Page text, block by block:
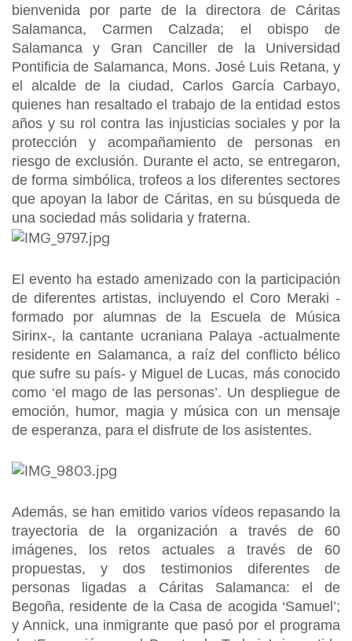
bienvenida por parte de la directora de Cáritas
Salamanca, Carmen Calzada; el obispo de
Salamanca y Gran Canciller de la Universidad
Pontificia de Salamanca, Mons. José Luis Retana, y
el alcalde de la ciudad, Carlos García Carbayo,
quienes han resaltado el trabajo de la entidad estos
años y su rol contra las injusticias sociales y por la
protección y acompañamiento de personas en
riesgo de exclusión. Durante el acto, se entregaron,
de forma simbólica, trofeos a los diferentes sectores
que apoyan la labor de Cáritas, en su búsqueda de
una sociedad más solidaria y fraterna.
El evento ha estado amenizado con la participación
de diferentes artistas, incluyendo el Coro Meraki -
formado por alumnas de la Escuela de Música
Sirinx-, la cantante ucraniana Palaya -actualmente
residente en Salamanca, a raíz del conflicto bélico
que sufre su país- y Miguel de Lucas, más conocido
como ‘el mago de las personas’. Un despliegue de
emoción, humor, magia y música con un mensaje
de esperanza, para el disfrute de los asistentes.
Además, se han emitido varios vídeos repasando la
trayectoria de la organización a través de 60
imágenes, los retos actuales a través de 60
propuestas, y dos testimonios diferentes de
personas ligadas a Cáritas Salamanca: el de
Begoña, residente de la Casa de acogida ‘Samuel’;
y Annick, una inmigrante que pasó por el programa